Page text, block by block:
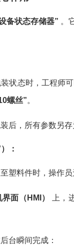
备状态存储器” 。
状态时，工程师
螺丝”。
后，所有参数另
：
塑料件时，操作员
面（HMI） 上，
台瞬间完成：